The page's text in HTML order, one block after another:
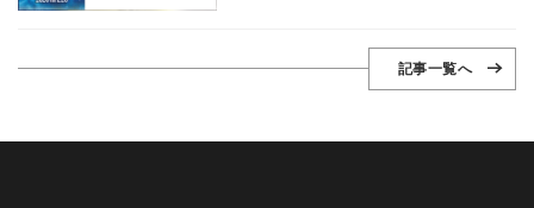
記事一覧へ